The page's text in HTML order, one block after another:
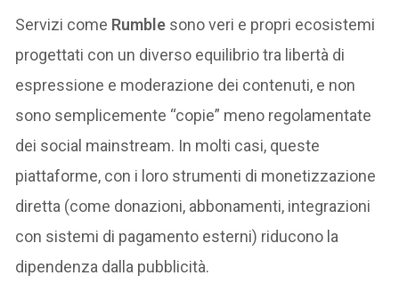
Servizi come Rumble sono veri e propri ecosistemi
progettati con un diverso equilibrio tra libertà di
espressione e moderazione dei contenuti, e non
sono semplicemente “copie” meno regolamentate
dei social mainstream. In molti casi, queste
piattaforme, con i loro strumenti di monetizzazione
diretta (come donazioni, abbonamenti, integrazioni
con sistemi di pagamento esterni) riducono la
dipendenza dalla pubblicità.